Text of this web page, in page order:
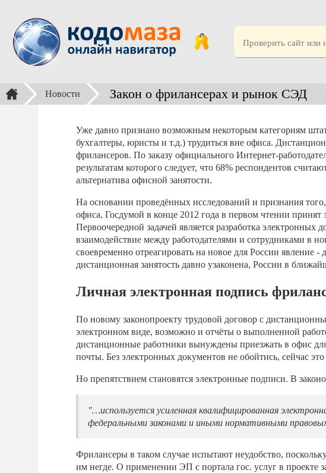
Новости Закон о фрилансерах и рынок СЭД
Уже давно признано возможным некоторым категориям
бухгалтеры, юристы и т.д.) трудиться вне офиса.
фрилансеров. По заказу официального Интернет-
результатам которого следует, что 68% респондентов
альтернатива офисной занятости.
На основании проведённых исследований и признания
офиса, Госдумой в конце 2012 года в первом чтении принят
Первоочередной задачей является разработка электронных
взаимодействие между работодателями и сотрудниками в
своевременно отреагировать на новое для России
дистанционная занятость давно узаконена, России в
Личная электронная подпись
По новому законопроекту трудовой договор с
электронном виде, возможно и отчёты о выполненной
дистанционные работники вынуждены приезжать в офис
почты. Без электронных документов не обойтись, сейчас
Но препятствием становятся электронные подписи. В
"…используется усиленная квалифицированная
федеральными законами и иными нормативными
Фрилансеры в таком случае испытают неудобство,
им негде. О применении ЭП с портала гос. услуг в проекте